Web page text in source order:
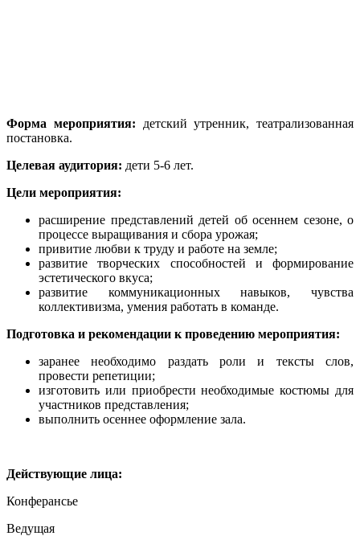
Форма мероприятия: детский утренник, театрализованная
постановка.
Целевая аудитория: дети 5-6 лет.
Цели мероприятия:
расширение представлений детей об осеннем сезоне, о
процессе выращивания и сбора урожая;
привитие любви к труду и работе на земле;
развитие творческих способностей и формирование
эстетического вкуса;
развитие коммуникационных навыков, чувства
коллективизма, умения работать в команде.
Подготовка и рекомендации к проведению мероприятия:
заранее необходимо раздать роли и тексты слов,
провести репетиции;
изготовить или приобрести необходимые костюмы для
участников представления;
выполнить осеннее оформление зала.
Действующие лица:
Конферансье
Ведущая